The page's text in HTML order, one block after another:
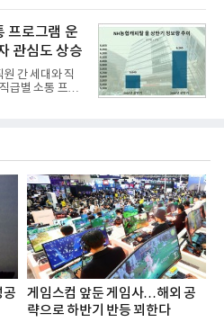
예상을 뛰어넘는
첫 선을 보인 지
돌파하는 성과를
국의 닭한마리
수 비율을 완성
육수에 마늘의
어들면서도 쫄
프로그램 운
관심도 상승
간 세대와 직
급별 소통 프로
＊가 공동 주관
농협캐피탈 MZ
여조직으로, 조
한 다양한 활동
향력을 조직전
공
게임스컴 앞둔 게임사…해외 공
략으로 하반기 반등 꾀한다